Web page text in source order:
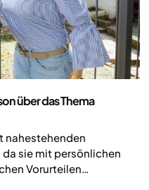
über das Thema
nahestehenden
sie mit persönlichen
Vorurteilen